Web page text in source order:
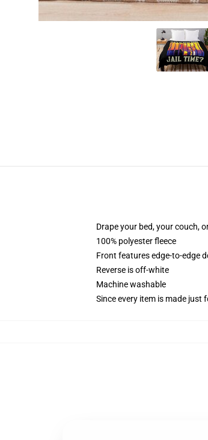
Drape your bed, your couch,
100% polyester fleece
Front features edge-to-edge
Reverse is off-white
Machine washable
Since every item is made just